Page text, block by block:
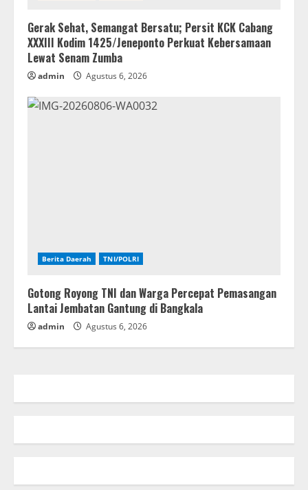
Gerak Sehat, Semangat Bersatu; Persit KCK Cabang
XXXIII Kodim 1425/Jeneponto Perkuat Kebersamaan
Lewat Senam Zumba
admin Agustus 6, 2026
Berita Daerah TNI/POLRI
Gotong Royong TNI dan Warga Percepat Pemasangan
Lantai Jembatan Gantung di Bangkala
admin Agustus 6, 2026